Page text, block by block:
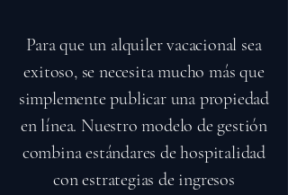
Para que un alquiler vacacional sea
exitoso, se necesita mucho más que
simplemente publicar una propiedad
en línea. Nuestro modelo de gestión
combina estándares de hospitalidad
con estrategias de ingresos